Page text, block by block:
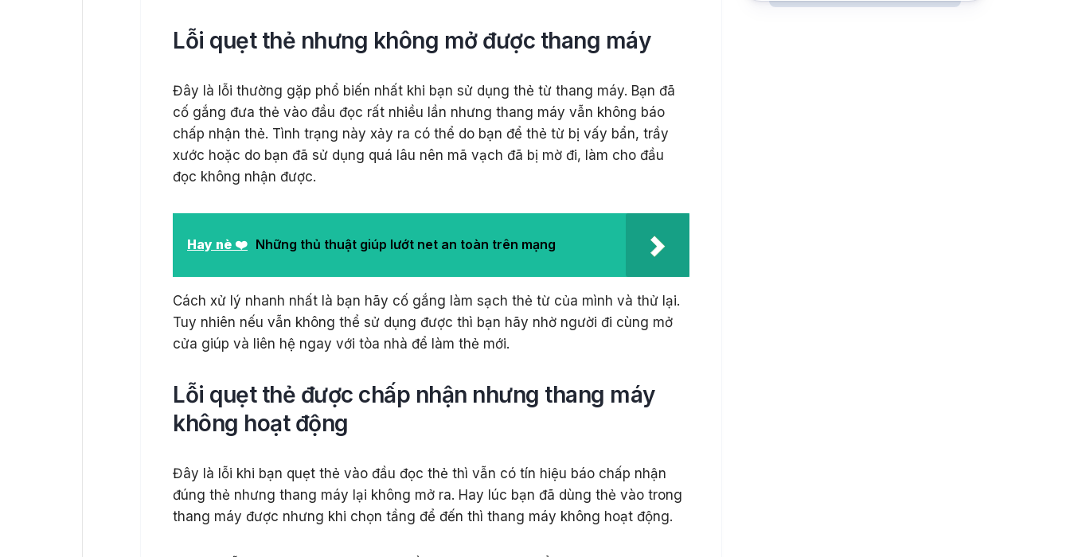
Lỗi quẹt thẻ nhưng không mở được thang máy
Đây là lỗi thường gặp phổ biến nhất khi bạn sử dụng thẻ từ thang máy. Bạn đã
cố gắng đưa thẻ vào đầu đọc rất nhiều lần nhưng thang máy vẫn không báo
chấp nhận thẻ. Tình trạng này xảy ra có thể do bạn để thẻ từ bị vấy bẩn, trầy
xước hoặc do bạn đã sử dụng quá lâu nên mã vạch đã bị mờ đi, làm cho đầu
đọc không nhận được.
Hay nè ❤️ Những thủ thuật giúp lướt net an toàn trên mạng
Cách xử lý nhanh nhất là bạn hãy cố gắng làm sạch thẻ từ của mình và thử lại.
Tuy nhiên nếu vẫn không thể sử dụng được thì bạn hãy nhờ người đi cùng mở
cửa giúp và liên hệ ngay với tòa nhà để làm thẻ mới.
Lỗi quẹt thẻ được chấp nhận nhưng thang máy
không hoạt động
Đây là lỗi khi bạn quẹt thẻ vào đầu đọc thẻ thì vẫn có tín hiệu báo chấp nhận
đúng thẻ nhưng thang máy lại không mở ra. Hay lúc bạn đã dùng thẻ vào trong
thang máy được nhưng khi chọn tầng để đến thì thang máy không hoạt động.